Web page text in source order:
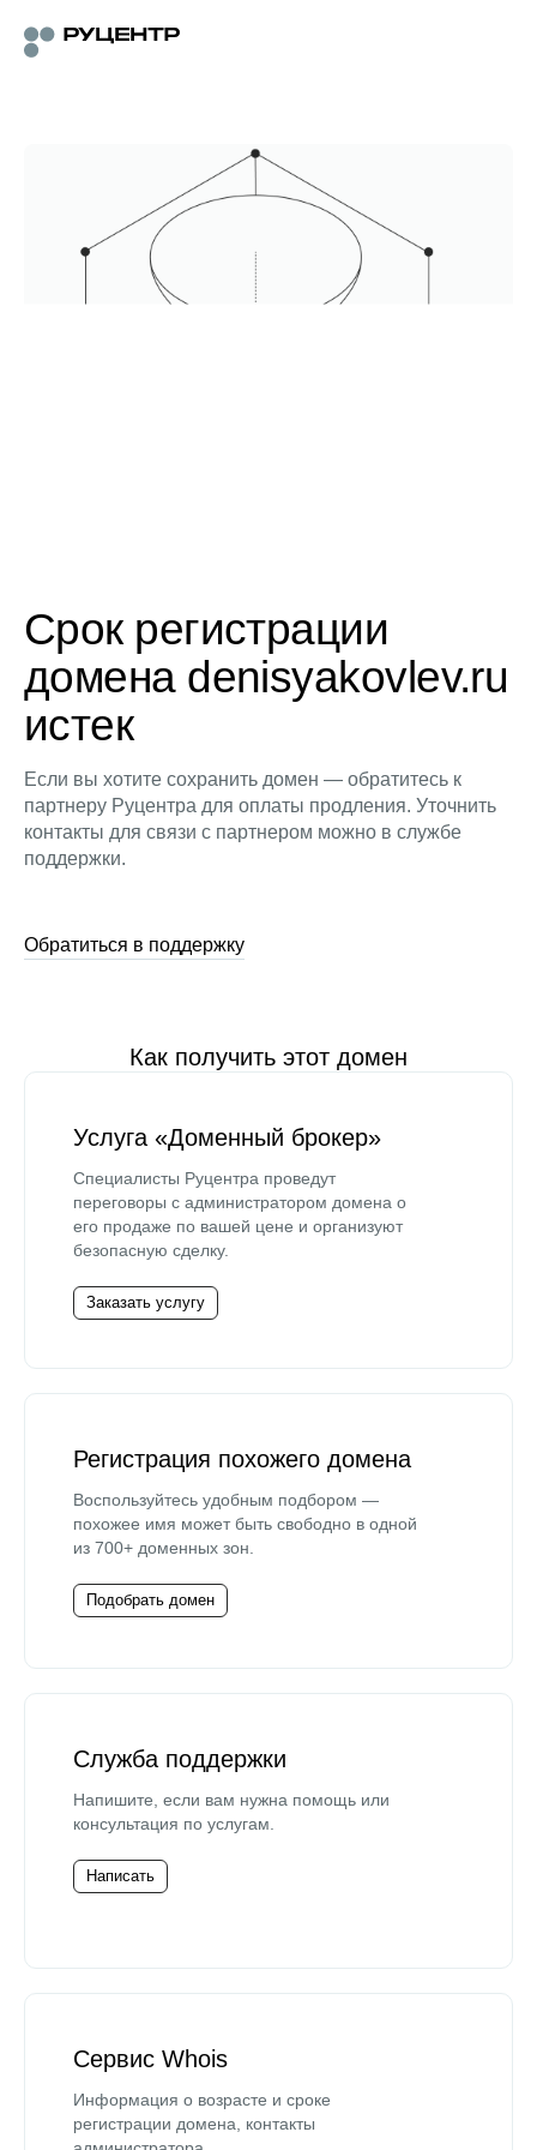
Срок регистрации
домена denisyakovlev.ru
истек
Если вы хотите сохранить домен — обратитесь к
партнеру Руцентра для оплаты продления. Уточнить
контакты для связи с партнером можно в службе
поддержки.
Обратиться в поддержку
Как получить этот домен
Услуга «Доменный брокер»
Специалисты Руцентра проведут
переговоры с администратором домена о
его продаже по вашей цене и организуют
безопасную сделку.
Заказать услугу
Регистрация похожего домена
Воспользуйтесь удобным подбором —
похожее имя может быть свободно в одной
из 700+ доменных зон.
Подобрать домен
Служба поддержки
Напишите, если вам нужна помощь или
консультация по услугам.
Написать
Сервис Whois
Информация о возрасте и сроке
регистрации домена, контакты